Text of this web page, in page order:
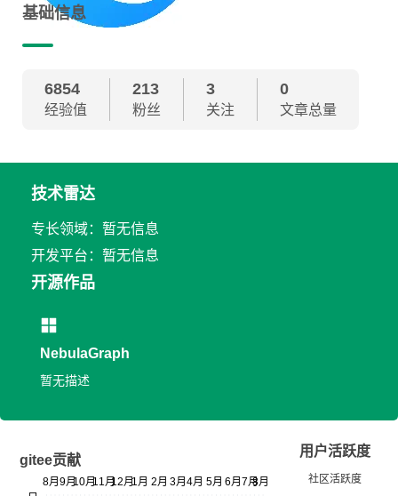
基础信息
6854
经验值
213
粉丝
3
关注
0
文章总量
技术雷达
专长领域：暂无信息
开发平台：暂无信息
开源作品
NebulaGraph
暂无描述
gitee贡献
用户活跃度